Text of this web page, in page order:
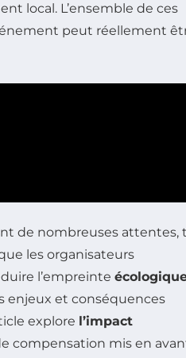
local. L’ensemble de ces
peut réellement
de nombreuses attentes,
les organisateurs
l’empreinte
enjeux et conséquences
explore l’impact
compensation mis en